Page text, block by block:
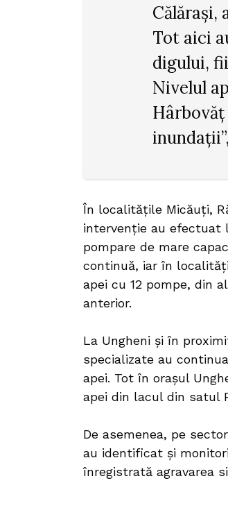
Călărași,
Tot aici
digului,
Nivelul
În localitățile Micăuți,
intervenție au efectuat
pompare de mare
continuă, iar în
apei cu 12 pompe, din
anterior.
La Ungheni și în
specializate au
apei. Tot în orașul
apei din lacul din satul
De asemenea, pe
au identificat și
înregistrată agravarea